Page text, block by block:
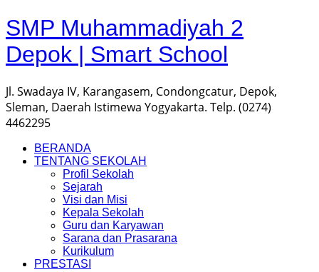
SMP Muhammadiyah 2
Depok | Smart School
Jl. Swadaya IV, Karangasem, Condongcatur, Depok,
Sleman, Daerah Istimewa Yogyakarta. Telp. (0274)
4462295
BERANDA
TENTANG SEKOLAH
Profil Sekolah
Sejarah
Visi dan Misi
Kepala Sekolah
Guru dan Karyawan
Sarana dan Prasarana
Kurikulum
PRESTASI